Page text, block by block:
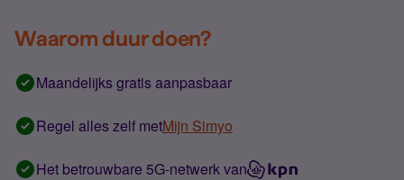
Waarom duur doen?
Maandelijks gratis aanpasbaar
Regel alles zelf metMijn Simyo
Het betrouwbare 5G-netwerk van